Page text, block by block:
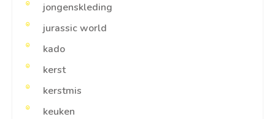
jongenskleding
jurassic world
kado
kerst
kerstmis
keuken